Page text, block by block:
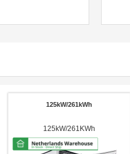
125kW/261kWh
125kW/261KWh